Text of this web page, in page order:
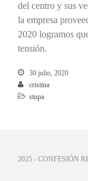
del centro y sus
la empresa
2020 logramos
tensión.
30 julio, 2020
cristina
stupa
2025 - CONFESIÓN